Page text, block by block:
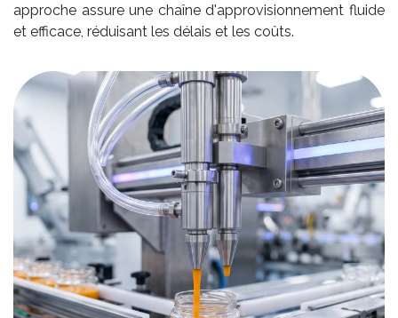
approche assure une chaîne d'approvisionnement fluide
et efficace, réduisant les délais et les coûts.